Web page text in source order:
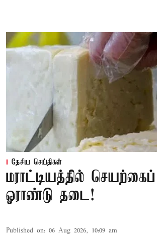
தேசிய செய்திகள்
மராட்டியத்தில்
ஓராண்டு தடை!
Published on: 06 Aug 2026, 10:09 am